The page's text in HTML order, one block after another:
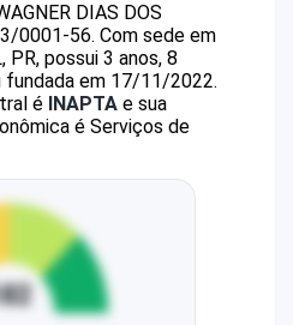
DIAS DOS
0001-56. Com sede em
PR, possui 3 anos, 8
em 17/11/2022.
é INAPTA e sua
é Serviços de